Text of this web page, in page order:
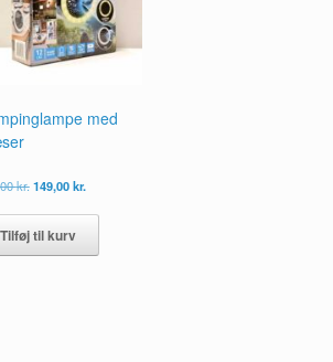
med
kr. Den
pris
var:
159,00 kr..
149,00kr.Den
pris
149,00 kr..
Tilføj til kurv